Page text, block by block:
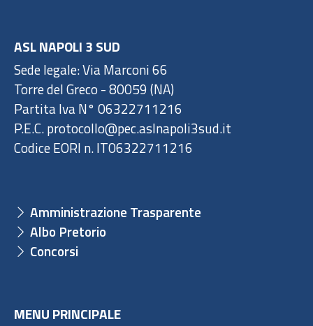
ASL NAPOLI 3 SUD
Sede legale: Via Marconi 66
Torre del Greco - 80059 (NA)
Partita Iva N° 06322711216
P.E.C. protocollo@pec.aslnapoli3sud.it
Codice EORI n. IT06322711216
Amministrazione Trasparente
Albo Pretorio
Concorsi
MENU PRINCIPALE